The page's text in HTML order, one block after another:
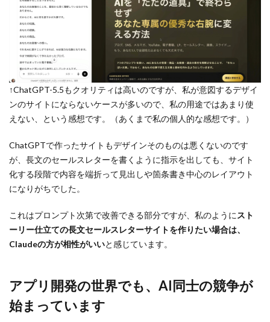
↑ChatGPT-5.5もクオリティは高いのですが、私が意図するデザイ
ンのサイトにならないケースが多いので、私の用途ではあまり使
えない、という感想です。（あくまで私の個人的な感想です。）
ChatGPTで作ったサイトもデザインそのものは悪くないのです
が、長文のセールスレターを書くように指示を出しても、サイト
化する段階で内容を端折って見出しや箇条書き中心のレイアウト
になりがちでした。
これはプロンプト次第で改善できる部分ですが、私のように スト
ーリー仕立ての長文セールスレターサイトを作りたい場合は、
Claudeの方が相性がいいと感じています。
アプリ開発の世界でも、AI同士の競争が
始まっています